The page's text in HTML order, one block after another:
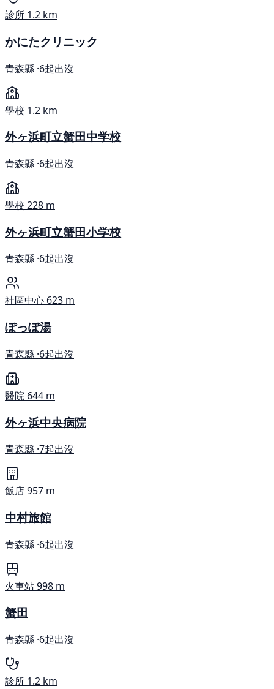
診所 1.2 km
かにたクリニック
青森縣 ·6起出沒
學校 1.2 km
外ヶ浜町立蟹田中学校
青森縣 ·6起出沒
學校 228 m
外ヶ浜町立蟹田小学校
青森縣 ·6起出沒
社區中心 623 m
ぽっぽ湯
青森縣 ·6起出沒
醫院 644 m
外ヶ浜中央病院
青森縣 ·7起出沒
飯店957 m
中村旅館
青森縣 ·6起出沒
火車站998 m
蟹田
青森縣 ·6起出沒
診所 1.2 km